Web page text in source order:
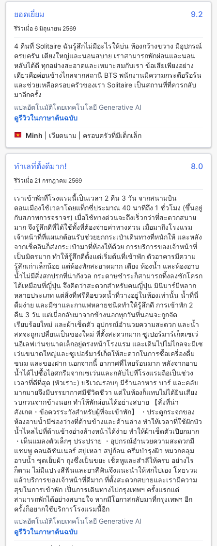
บริการเครื่องดื่มเพื่อให้ผู้เข้าพักสามารถสัมผัสกับบรรยากาศ
สบายๆ ริมน้ำได้อีกด้วย
สิ่งอำนวยความสะดวกที่โซลิแทร์ แบงค็อก สุขุมวิท 11
โซลิแทร์ แบงค็อก สุขุมวิท 11 มีสิ่งอำนวยความสะดวกที่หลาก
หลายเพื่อให้คุณมีประสบการณ์การเข้าพักที่สะดวกสบายและ
เพลิดเพลินไปกับการเข้าพักของคุณ สิ่งอำนวยความสะดวกที่คุณ
สามารถเพลิดเพลินไปกับได้รวมถึงห้องอาหารและบริการห้อง
อาหารภายในห้อง นอกจากนี้ยังมีบริการห้องพัก บริการต่อเติมและ
บริการเก็บกระเป๋าที่พร้อมใช้งาน และคุณยังสามารถเชื่อมต่อ
อินเทอร์เน็ตไร้สายได้ทั้งในห้องพักและในบริเวณสาธารณะ ด้วย
Wi-Fi ฟรีที่พร้อมใช้งานทั้งหมด
สิ่งอำนวยความสะดวกในการเดินทางที่โซลิแทร์ แบงค็อก สุขุมวิท
11
โซลิแทร์ แบงค็อก สุขุมวิท 11 มีสิ่งอำนวยความสะดวกในการเดิน
ทางที่หลากหลายเพื่อให้คุณสามารถเดินทางไปยังสถานที่ต่างๆได้
อย่างสะดวกสบาย หากคุณมาโดยเครื่องบิน โรงแรมมีบริการรถ
รับส่งสนามบินที่จะพาคุณมายังโรงแรมได้อย่างสะดวกและ
รวดเร็ว นอกจากนี้ยังมีบริการรถรับส่งฟรีสำหรับการเดินทางไปยัง
สถานที่ท่องเที่ยวยอดฮิตในเมือง ที่โซลิแทร์ แบงค็อก สุขุมวิท 11
คุณยังสามารถใช้บริการรถแท็กซี่หรือรถรับจ้างเพื่อเดินทางไปยัง
สถานที่ต่างๆได้อย่างสะดวกสบาย
สัมผัสประสบการณ์อาหารที่ยอดเยี่ยมที่โซลิแทร์ แบงค็อก สุขุมวิท
11
โซลิแทร์ แบงค็อก สุขุมวิท 11 เสนอประสบการณ์อาหารที่ยอด
เยี่ยมที่คุณไม่ควรพลาด ที่ร้านอาหารของโรงแรมคุณจะได้สัมผัส
กับอาหารที่อร่อยและคุณภาพ มีเมนูอาหารที่หลากหลายให้คุณ
เลือกตามความชอบ ทั้งอาหารไทยและอาหารตะวันตก นอกจากนี้
ยังมีบริการห้องอาหารให้บริการถึงห้องพักของคุณด้วย คุณ
สามารถสั่งอาหารมาทานในห้องพักได้ตลอด 24 ชั่วโมง นอกจาก
นี้ยังมีบริการอาหารเช้าบุฟเฟ่ต์ที่หลากหลายเมนู ที่คุณสามารถ
เลือกทานตามสไตล์การอาหารของคุณได้
ห้องพักที่โซลิแทร์ แบงค็อก สุขุมวิท 11
โซลิแทร์ แบงค็อก สุขุมวิท 11 มีห้องพักหลากหลายประเภทที่คุณ
สามารถเลือกได้ในการเข้าพักของคุณ ห้องพักประเภท Deluxe
Club King Room มีขนาด 30 ตารางเมตรพร้อมเตียงคิงไซส์หรือ
เตียงเดี่ยว หรือหากคุณต้องการห้องพักที่มีขนาดใหญ่กว่านั้น คุณ
สามารถเลือกห้องพักประเภท Grand Family หรือ One Bedroom
Suite with King Bed ซึ่งมีขนาด 60 หรือ 70 ตารางเมตร ทุกห้อง
พักมีการตกแต่งที่สวยงามและคุณจะได้รับประสบการณ์การเข้า
พักที่สะดวกสบายและผ่อนคลาย
การจองห้องพักที่โซลิแทร์ แบงค็อก สุขุมวิท 11 ผ่าน Agoda จะ
เป็นประโยชน์อย่างมากสำหรับคุณ ไม่เพียงเท่านั้นที่คุณจะได้รับ
ราคาที่ดีที่สุดสำหรับห้องพักที่คุณเลือก แต่ยังมีประสบการณ์การ
จองที่ง่ายและไม่ยุ่งยากอีกด้วย คุณสามารถเลือกห้องพักที่ตรงตาม
ความต้องการของคุณและทำการจองได้อย่างสะดวกสบายผ่าน
แอปพลิเคชัน Agoda ที่ใช้งานง่าย รวดเร็ว และปลอดภัย
ยอดเยี่ยม 9.2
รีวิวเมื่อ 6 มิถุนายน 2569
4 คืนที่ Solitaire ฉันรู้สึกไม่มีอะไรให้บ่น ห้องกว้างขวาง มีอุปกรณ์
ครบครัน เตียงใหญ่และนอนสบาย เราสามารถพักผ่อนและนอน
หลับได้ดี ทุกอย่างสะอาดและเหมาะสมกับเรา ข้อเสียเพียงอย่าง
เดียวคือค่อนข้างไกลจากสถานี BTS พนักงานมีความกระตือรือร้น
และช่วยเหลือครอบครัวของเรา Solitaire เป็นสถานที่ที่ควรกลับ
มาอีกครั้ง
แปลอัตโนมัติโดยเทคโนโลยี Generative AI
ดูรีวิวในภาษาต้นฉบับ
Minh เวียดนาม | ครอบครัวที่มีเด็กเล็ก
ทำเลที่ตั้งดีมาก! 8.0
รีวิวเมื่อ 21 กรกฎาคม 2569
เราเข้าพักที่โรงแรมนี้เป็นเวลา 2 คืน 3 วัน จากสนามบิน
ดอนเมืองใช้เวลาโดยแท็กซี่ประมาณ 40 นาทีถึง 1 ชั่วโมง (ขึ้นอยู่
กับสภาพการจราจร) เมื่อใช้ทางด่วนจะถึงเร็วกว่าที่สะดวกสบาย
มาก จึงรู้สึกดีที่ได้ใช้ทั้งที่ต้องจ่ายค่าทางด่วน เมื่อมาถึงโรงแรม
เจ้าหน้าที่ที่แผนกต้อนรับช่วยยกกระเป๋าเดินทางที่หนักให้ และหลัง
จากเช็คอินก็ส่งกระเป๋ามาที่ห้องให้ด้วย การบริการของเจ้าหน้าที่
เป็นมิตรมาก ทำให้รู้สึกดีตั้งแต่เริ่มต้นที่เข้าพัก ตัวอาคารมีความ
รู้สึกเก่าเล็กน้อย แต่ห้องพักสะอาดมาก เตียง ห้องน้ำ และห้องอาบ
น้ำไม่มีสิ่งสกปรกที่น่ากังวล กระดาษชำระก็สามารถทิ้งลงชักโครก
ได้เหมือนที่ญี่ปุ่น จึงคิดว่าสะดวกสำหรับคนญี่ปุ่น มินิบาร์มีหลาก
หลายประเภท แต่สิ่งที่ฟรีคือขวดน้ำที่วางอยู่ในห้องเท่านั้น น้ำที่นี่
ดื่มง่าย และมีชาและกาแฟหลายชนิดทำให้รู้สึกดี การเข้าพัก 2
คืน 3 วัน แต่เมื่อกลับมาจากข้างนอกทุกวันที่นอนจะถูกจัด
เรียบร้อยใหม่ และผ้าเช็ดตัว อุปกรณ์อำนวยความสะดวก และน้ำ
สดจะถูกเปลี่ยนเป็นของใหม่ ที่ตั้งสะดวกมาก ซูเปอร์มาร์เก็ตเซเว่
นอีเลฟเว่นขนาดเล็กอยู่ตรงหน้าโรงแรม และเดินไปไม่ไกลจะมีเซ
เว่นขนาดใหญ่และซูเปอร์มาร์เก็ตให้สะดวกในการซื้อเครื่องดื่ม
ขนม และของฝาก นอกจากนี้ อากาศที่ไทยร้อนมาก หลังจากอาบ
น้ำได้ไปซื้อไอศกรีมจากเซเว่นและกลับไปที่โรงแรมถือเป็นช่วง
เวลาที่ดีที่สุด (หัวเราะ) บริเวณรอบๆ มีร้านอาหาร บาร์ และคลับ
มากมายจึงมีบรรยากาศมีชีวิตชีวา แต่ในห้องก็แทบไม่ได้ยินเสียง
รบกวนจากข้างนอก ทำให้พักผ่อนได้อย่างสบาย 【สิ่งที่น่า
สังเกต・ข้อควรระวังสำหรับผู้ที่จะเข้าพัก】 ・ประตูกระจกของ
ห้องอาบน้ำมีช่องว่างที่ด้านข้างและด้านล่าง ทำให้เวลาที่ใช้ฝักบัว
น้ำไหลไปที่ด้านข้างอ่างล้างหน้าได้ง่าย ทำให้ผ้าเช็ดตัวเปียกมาก
・เห็นแมลงตัวเล็กๆ ประปราย ・อุปกรณ์อำนวยความสะดวกมี
แชมพู คอนดิชันเนอร์ สบู่เหลว สบู่ก้อน ครีมบำรุงผิว หมวกคลุม
อาบน้ำ ชุดเย็บผ้า ถุงซึ่งเป็นขยะ เช็ดหูและสำลีให้ครบ อย่างไร
ก็ตาม ไม่มีแปรงสีฟันและยาสีฟันจึงแนะนำให้พกไปเอง โดยรวม
แล้วบริการของเจ้าหน้าที่ดีมาก ที่ตั้งสะดวกสบายและเรามีความ
สุขในการเข้าพัก เป็นการเดินทางไปกรุงเทพฯ ครั้งแรกแต่
สามารถพักได้อย่างสบายใจ หากมีโอกาสกลับมาที่กรุงเทพฯ อีก
ครั้งก็อยากใช้บริการโรงแรมนี้อีก
แปลอัตโนมัติโดยเทคโนโลยี Generative AI
ดูรีวิวในภาษาต้นฉบับ